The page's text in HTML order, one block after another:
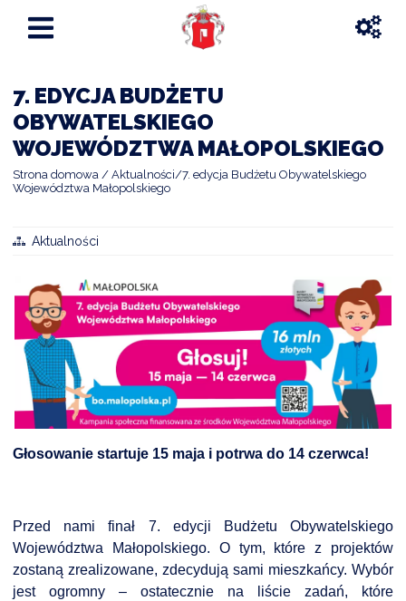
7. EDYCJA BUDŻETU
OBYWATELSKIEGO
WOJEWÓDZTWA MAŁOPOLSKIEGO
Strona domowa Aktualności 7. edycja Budżetu Obywatelskiego
Województwa Małopolskiego
Aktualności
Głosowanie startuje 15 maja i potrwa do 14 czerwca!
Przed nami finał 7. edycji Budżetu Obywatelskiego
Województwa Małopolskiego. O tym, które z projektów
zostaną zrealizowane, zdecydują sami mieszkańcy. Wybór
jest ogromny – ostatecznie na liście zadań, które